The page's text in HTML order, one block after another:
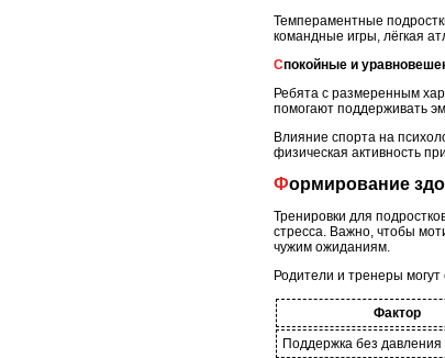
Темпераментные
командные игры, лёгкая
Спокойные и
Ребята с размеренным
помогают поддерживать
Влияние спорта на
физическая активность
Формирование
Тренировки для
стресса. Важно, чтобы
чужим ожиданиям.
Родители и тренеры
Фактор
Поддержка без давления